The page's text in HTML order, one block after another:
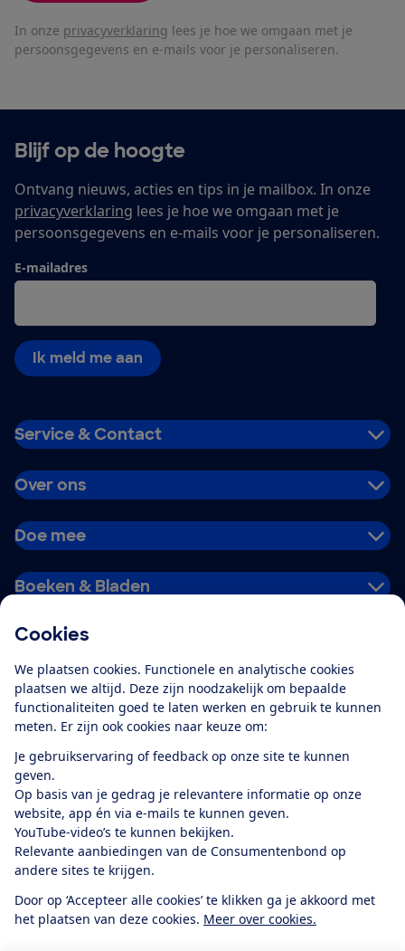
Cookies
We plaatsen cookies. Functionele en analytische cookies
plaatsen we altijd. Deze zijn noodzakelijk om bepaalde
functionaliteiten goed te laten werken en gebruik te kunnen
meten. Er zijn ook cookies naar keuze om:
Je gebruikservaring of feedback op onze site te kunnen
geven.
Op basis van je gedrag je relevantere informatie op onze
website, app én via e-mails te kunnen geven.
YouTube-video’s te kunnen bekijken.
Relevante aanbiedingen van de Consumentenbond op
andere sites te krijgen.
Door op ‘Accepteer alle cookies’ te klikken ga je akkoord met
het plaatsen van deze cookies. Meer over cookies.
In onze privacyverklaring lees je hoe we omgaan met je
persoonsgegevens en e-mails voor je personaliseren.
Blijf op de hoogte
Ontvang nieuws, acties en tips in je mailbox. In onze
privacyverklaring lees je hoe we omgaan met je
persoonsgegevens en e-mails voor je personaliseren.
E-mailadres
Ik meld me aan
Service & Contact
Over ons
Doe mee
Boeken & Bladen
Alles over de
app
Algemene Voorwaarden
Privacyverklaring
Cookiebeleid
Privacyvoorkeuren
Toegankelijkheid
RSS-feed nieuws
FacebookTwitterInstagram
YoutubeLinkedIn
12.901consumentenbeoordelen de Consumentenbondmet gemiddeld